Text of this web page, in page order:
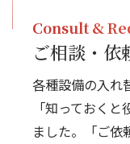
Consult &
ご相談・依
各種設備の入れ
「知っておく
ました。「ご依